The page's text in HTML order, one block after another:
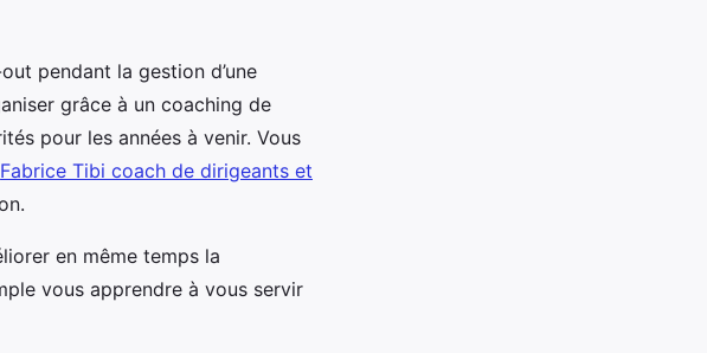
pendant la gestion d’une
grâce à un coaching de
pour les années à venir. Vous
Fabrice Tibi coach de dirigeants et
en même temps la
vous apprendre à vous servir